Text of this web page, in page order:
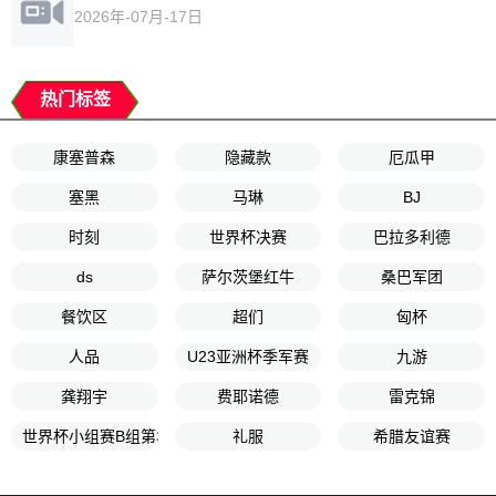
2026年-07月-17日
热门标签
康塞普森 隐藏款 厄瓜甲
塞黑 马琳 BJ
时刻 世界杯决赛 巴拉多利德
ds 萨尔茨堡红牛 桑巴军团
餐饮区 超们 匈杯
人品 U23亚洲杯季军赛 九游
龚翔宇 费耶诺德 雷克锦
世界杯小组赛B组第3轮 礼服 希腊友谊赛